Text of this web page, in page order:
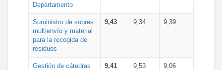
Departamento
Suministro de sobres
multienvío y material
para la recogida de
residuos
9,43 9,34 9,39
Gestión de cátedras
9,41 9,53 9,06